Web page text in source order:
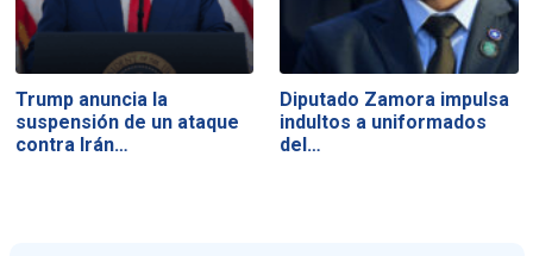
Trump anuncia la
suspensión de un ataque
contra Irán…
Diputado Zamora impulsa
indultos a uniformados
del…